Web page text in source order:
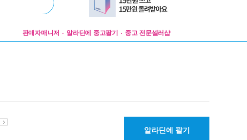
판매자매니저 알라딘에 중고팔기 중고 전문셀러샵
알라딘에 팔기